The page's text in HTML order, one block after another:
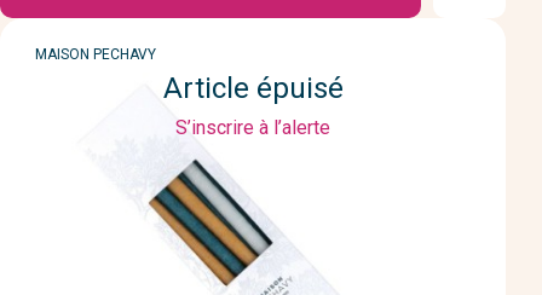
MARQUE
MAISON PECHAVY
Article épuisé
S’inscrire à l’alerte